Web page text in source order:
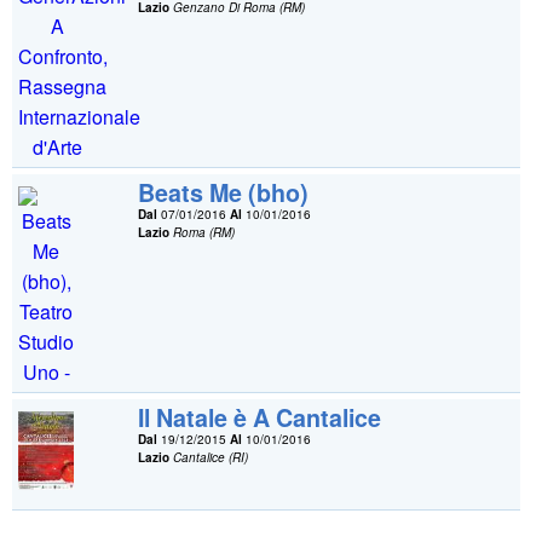
Lazio Genzano Di Roma (RM)
Beats Me (bho)
Dal 07/01/2016Al 10/01/2016
Lazio Roma (RM)
Il Natale è A Cantalice
Dal 19/12/2015Al 10/01/2016
Lazio Cantalice (RI)